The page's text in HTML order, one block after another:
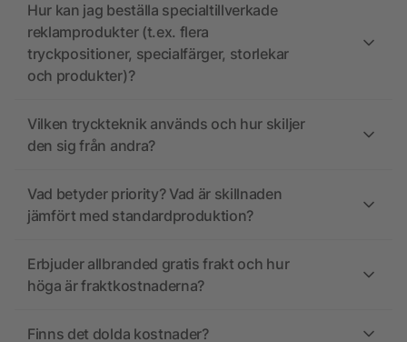
Hur kan jag beställa specialtillverkade
reklamprodukter (t.ex. flera
tryckpositioner, specialfärger, storlekar
och produkter)?
Vilken tryckteknik används och hur skiljer
den sig från andra?
Vad betyder priority? Vad är skillnaden
jämfört med standardproduktion?
Erbjuder allbranded gratis frakt och hur
höga är fraktkostnaderna?
Finns det dolda kostnader?